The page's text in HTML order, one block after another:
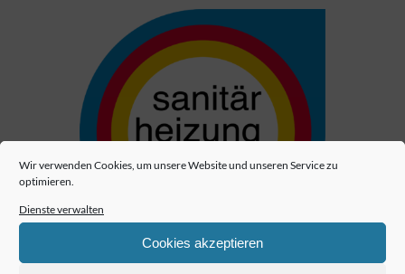
Wir verwenden Cookies, um unsere Website und unseren Service zu
optimieren.
Dienste verwalten
Cookies akzeptieren